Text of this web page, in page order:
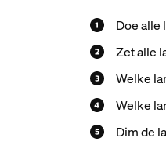
Doe alle
Zet alle
Welke
Welke
Dim de